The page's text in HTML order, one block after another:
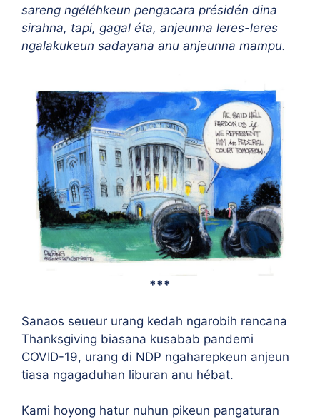
sareng ngéléhkeun pengacara présidén dina
sirahna, tapi, gagal éta, anjeunna leres-leres
ngalakukeun sadayana anu anjeunna mampu.
***
Sanaos seueur urang kedah ngarobih rencana
Thanksgiving biasana kusabab pandemi
COVID-19, urang di NDP ngaharepkeun anjeun
tiasa ngagaduhan liburan anu hébat.
Kami hoyong hatur nuhun pikeun pangaturan